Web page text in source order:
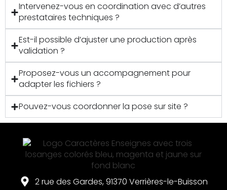
Intervenez-vous en coordination avec d’autres
prestataires techniques ?
Est-il possible d’ajuster une production après
validation ?
Proposez-vous un accompagnement pour
adapter les fichiers ?
Pouvez-vous coordonner la pose sur site ?
2 rue des Gardes, 91370 Verrières-le-Buisson